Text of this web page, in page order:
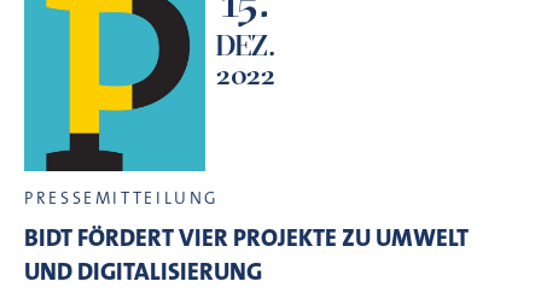
DEZ.
2022
PRESSEMITTEILUNG
BIDT FÖRDERT VIER PROJEKTE ZU UMWELT
UND DIGITALISIERUNG